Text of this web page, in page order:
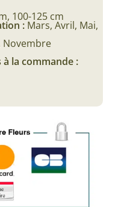
100-125 cm
: Mars, Avril, Mai,
Novembre
la commande :